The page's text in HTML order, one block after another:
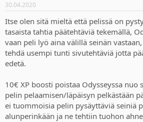
30.04.2020
Itse olen sitä mieltä että pelissä on
tasaista tahtia päätehtäviä tekemällä,
vaan peli lyö aina välillä seinän
tehdä usempi tunti sivutehtäviä jotta
edetä.
10€ XP boosti poistaa Odysseyssa nuo
pelin pelaamisen/läpäisyn pelkästään
ei tuommoisia pelin pysäyttäviä seiniä
alunperinkään ja ne tehtiin tuohon